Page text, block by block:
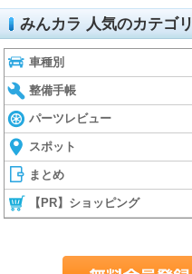
みんカラ 人気のカテゴリ
車種別
整備手帳
パーツレビュー
スポット
まとめ
【PR】ショッピング